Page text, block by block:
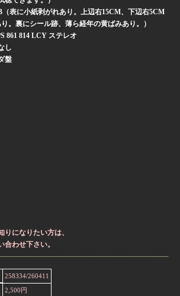
（表に小紙剥がれあり。上辺右15CM、下辺右5CM
。裏にシール跡、薄ら経年の黄ばみあり。）
861 814 LCY ステレオ
し
盤
りになりたい方は、
合わせ下さい。
258334/260411
2,500円